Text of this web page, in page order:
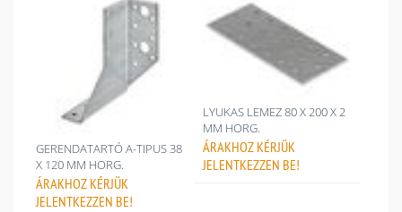
GERENDATARTÓ A-TIPUS 38
X 120 MM HORG.
ÁRAKHOZ KÉRJÜK
JELENTKEZZEN BE!
LYUKAS LEMEZ 80 X 200 X 2
MM HORG.
ÁRAKHOZ KÉRJÜK
JELENTKEZZEN BE!